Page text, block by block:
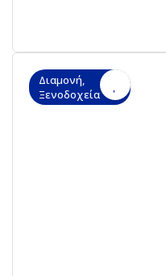
Διαμονή,
Ξενοδοχεία